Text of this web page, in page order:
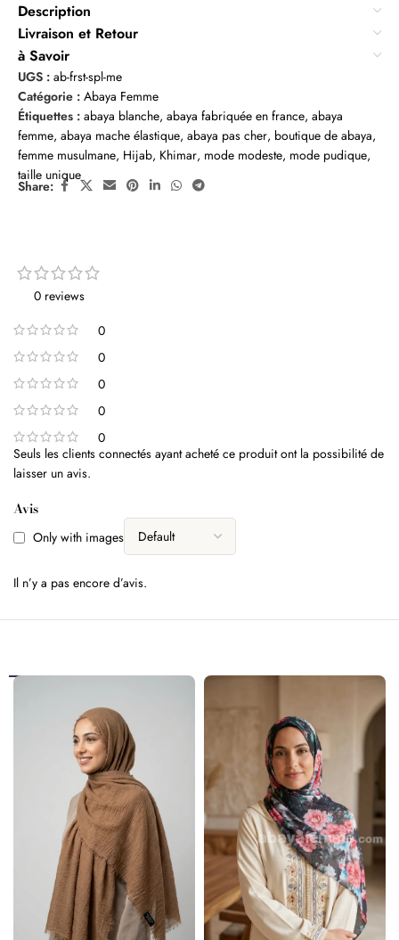
Description
Livraison et Retour
à Savoir
UGS : ab-frst-spl-me
Catégorie : Abaya Femme
Étiquettes : abaya blanche, abaya fabriquée en france, abaya
femme, abaya mache élastique, abaya pas cher, boutique de abaya,
femme musulmane, Hijab, Khimar, mode modeste, mode pudique,
taille unique
Share:
0 reviews
0
0
0
0
0
Avis
Only with images
Il n’y a pas encore d’avis.
Seuls les clients connectés ayant acheté ce produit ont la possibilité de
laisser un avis.